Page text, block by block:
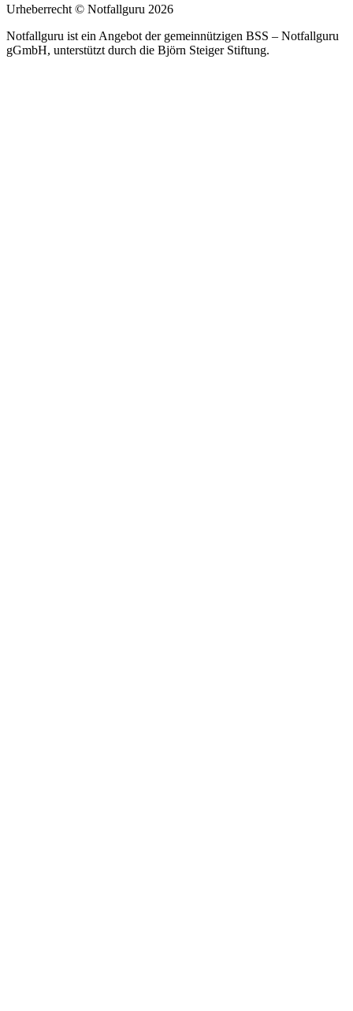
Urheberrecht © Notfallguru 2026
Notfallguru ist ein Angebot der gemeinnützigen BSS – Notfallguru
gGmbH, unterstützt durch die Björn Steiger Stiftung.